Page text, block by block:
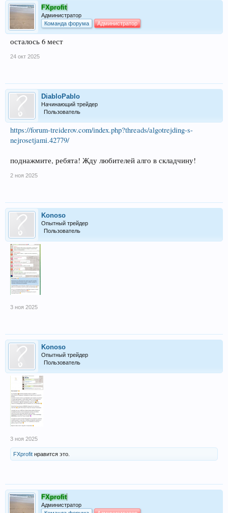
FXprofit
Администратор
Команда форума
Администратор
осталось 6 мест
24 окт 2025
DiabloPablo
Начинающий трейдер
Пользователь
https://forum-treiderov.com/index.php?threads/algotrejding-s-
nejrosetjami.42779/
поднажмите, ребята! Жду любителей алго в складчину!
2 ноя 2025
Konoso
Опытный трейдер
Пользователь
3 ноя 2025
Konoso
Опытный трейдер
Пользователь
3 ноя 2025
FXprofit нравится это.
FXprofit
Администратор